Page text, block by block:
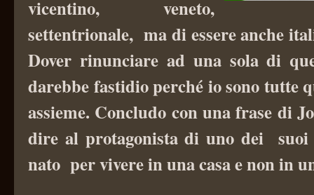
vicentino, veneto,
settentrionale, ma di essere anche
Dover rinunciare ad una sola di
darebbe fastidio perché io sono tutte
assieme. Concludo con una frase di
dire al protagonista di uno dei suoi
nato per vivere in una casa e non in